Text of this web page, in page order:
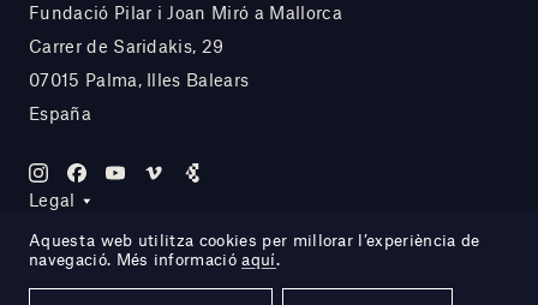
Fundació Pilar i Joan Miró a Mallorca
Carrer de Saridakis, 29
07015 Palma, Illes Balears
España
Legal
Site by DOMO—A
Aquesta web utilitza cookies per millorar l’experiència de
navegació. Més informacióaquí.